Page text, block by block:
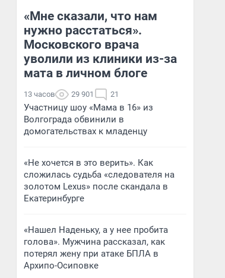
Анастасия Завгородняя
«Мне сказали, что нам
нужно расстаться».
Московского врача
уволили из клиники из-за
мата в личном блоге
13 часов 29 901 21
Участницу шоу «Мама в 16» из
Волгограда обвинили в
домогательствах к младенцу
«Не хочется в это верить». Как
сложилась судьба «следователя на
золотом Lexus» после скандала в
Екатеринбурге
«Нашел Наденьку, а у нее пробита
голова». Мужчина рассказал, как
потерял жену при атаке БПЛА в
Архипо-Осиповке